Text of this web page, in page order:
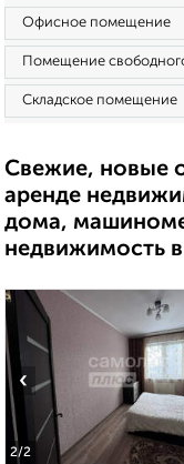
Офисное помещение
Помещение
Складское помещение
Свежие, новые
аренде
дома,
недвижимость
2/2
‹